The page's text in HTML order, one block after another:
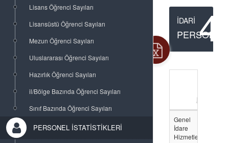
Lisans Öğrenci Sayıları
Lisansüstü Öğrenci Sayıları
Mezun Öğrenci Sayıları
Uluslararası Öğrenci Sayıları
Hazırlık Öğrenci Sayıları
il/Bölge Bazında Öğrenci Sayıları
Sınıf Bazında Öğrenci Sayıları
PERSONEL İSTATİSTİKLERİ
İDARİ
PERSONEL
Genel
İdare
Hizmetleri